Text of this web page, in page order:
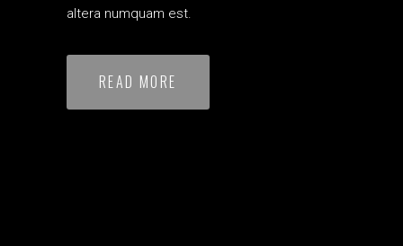
altera numquam est.
READ MORE